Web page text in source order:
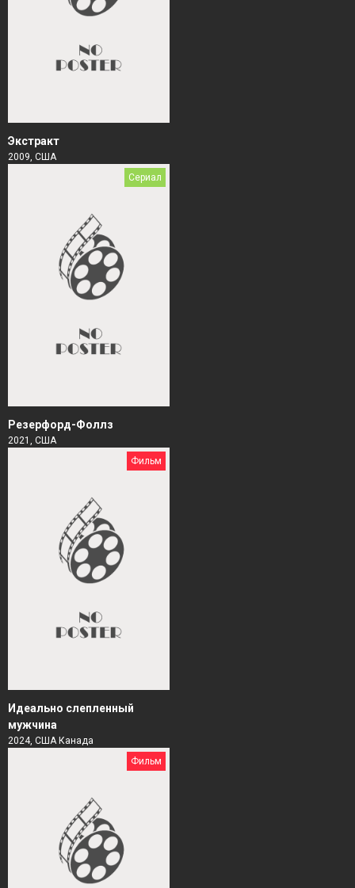
Экстракт
2009, США
Сериал
Резерфорд-Фоллз
2021, США
Фильм
Идеально слепленный
мужчина
2024, США Канада
Фильм